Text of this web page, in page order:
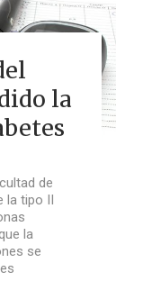
la
de
la tipo II
la
se